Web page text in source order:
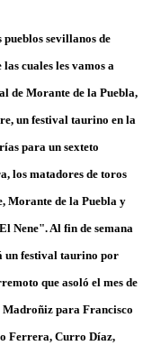
sevillanos de
cuales les vamos a
de Morante de la Puebla,
un festival taurino en la
para un sexteto
los matadores de toros
Morante de la Puebla y
Nene". Al fin de semana
un festival taurino por
que asoló el mes de
Madroñiz para Francisco
Ferrera, Curro Díaz,